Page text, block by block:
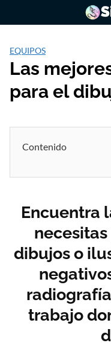
EQUIPOS
Las
para el
Contenido
Encuentra
dibujos o
trabajo